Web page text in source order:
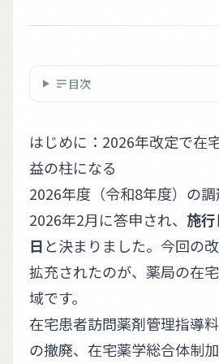
目次
はじめに：2026年改定で在
益の柱になる
2026年度（令和8年度）の
2026年2月に答申され、 施
日と決まりました。今回の
拡充されたのが、薬局の在
域です。
在宅患者訪問薬剤管理指導
の撤廃、在宅薬学総合体制